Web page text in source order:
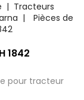
Tracteurs
Pièces de
1842
pour tracteur